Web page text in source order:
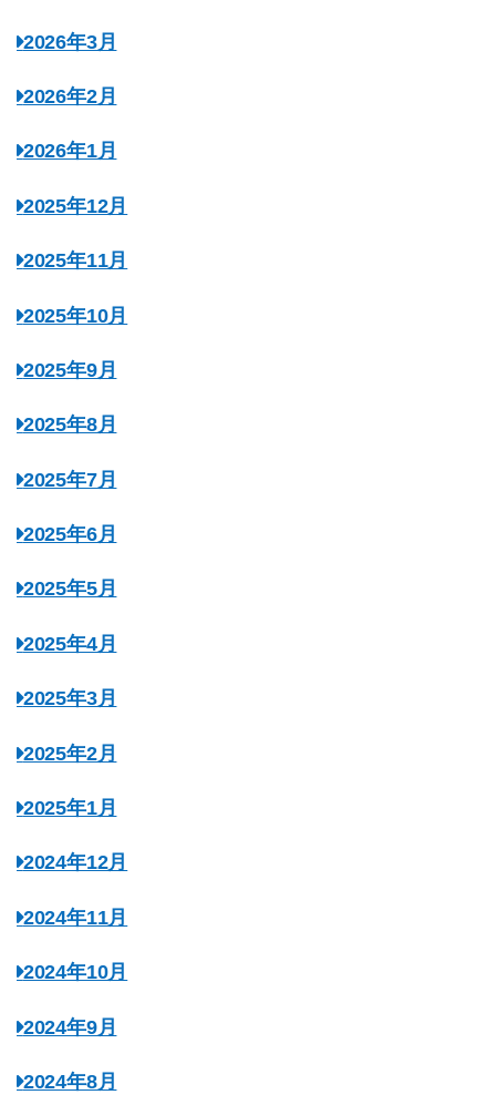
2026年3月
2026年2月
2026年1月
2025年12月
2025年11月
2025年10月
2025年9月
2025年8月
2025年7月
2025年6月
2025年5月
2025年4月
2025年3月
2025年2月
2025年1月
2024年12月
2024年11月
2024年10月
2024年9月
2024年8月